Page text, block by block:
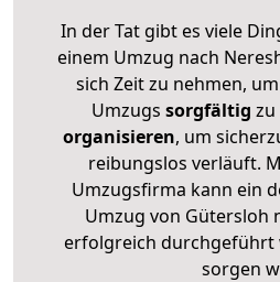
In der Tat gibt es viele
einem Umzug nach
sich Zeit zu nehmen,
Umzugs sorgfältig zu
organisieren, um
reibungslos verläuft.
Umzugsfirma kann ein
Umzug von Gütersloh
erfolgreich durchgeführt
sorgen